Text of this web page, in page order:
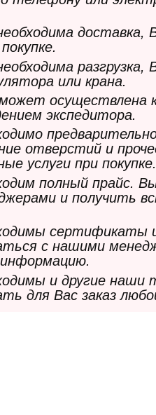
или крана.
осуществлена
экспедитора.
отверстий и
услуги при покупке.
полный прайс.
и получить
сертификаты
с нашими
и другие
для Вас заказ